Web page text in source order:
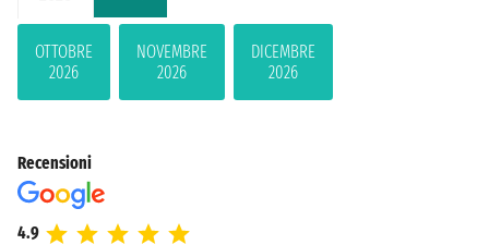
OTTOBRE
2026
NOVEMBRE
2026
DICEMBRE
2026
Recensioni
4.9